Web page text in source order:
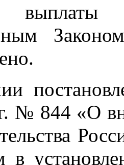
выплаты
№ 844 «О
в